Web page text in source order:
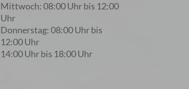
Mittwoch: 08:00 Uhr bis 12:00
Uhr
Donnerstag: 08:00 Uhr bis
12:00 Uhr
14:00 Uhr bis 18:00 Uhr